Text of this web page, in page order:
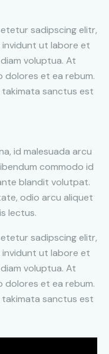
sadipscing elitr,
ut labore et
voluptua. At
et ea rebum.
sanctus est
id malesuada arcu
commodo id
blandit volutpat.
odio arcu aliquet
lectus.
sadipscing elitr,
ut labore et
voluptua. At
et ea rebum.
sanctus est